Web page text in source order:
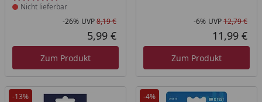
Nicht lieferbar
Rabatt in Prozent
-26%
Ursprünglicher Preis
UVP8,19 €
Aktueller Preis
5,99 €
Zum Produkt
-6% UVP12,79 €
11,99 €
Zum Produkt
-13% -4%